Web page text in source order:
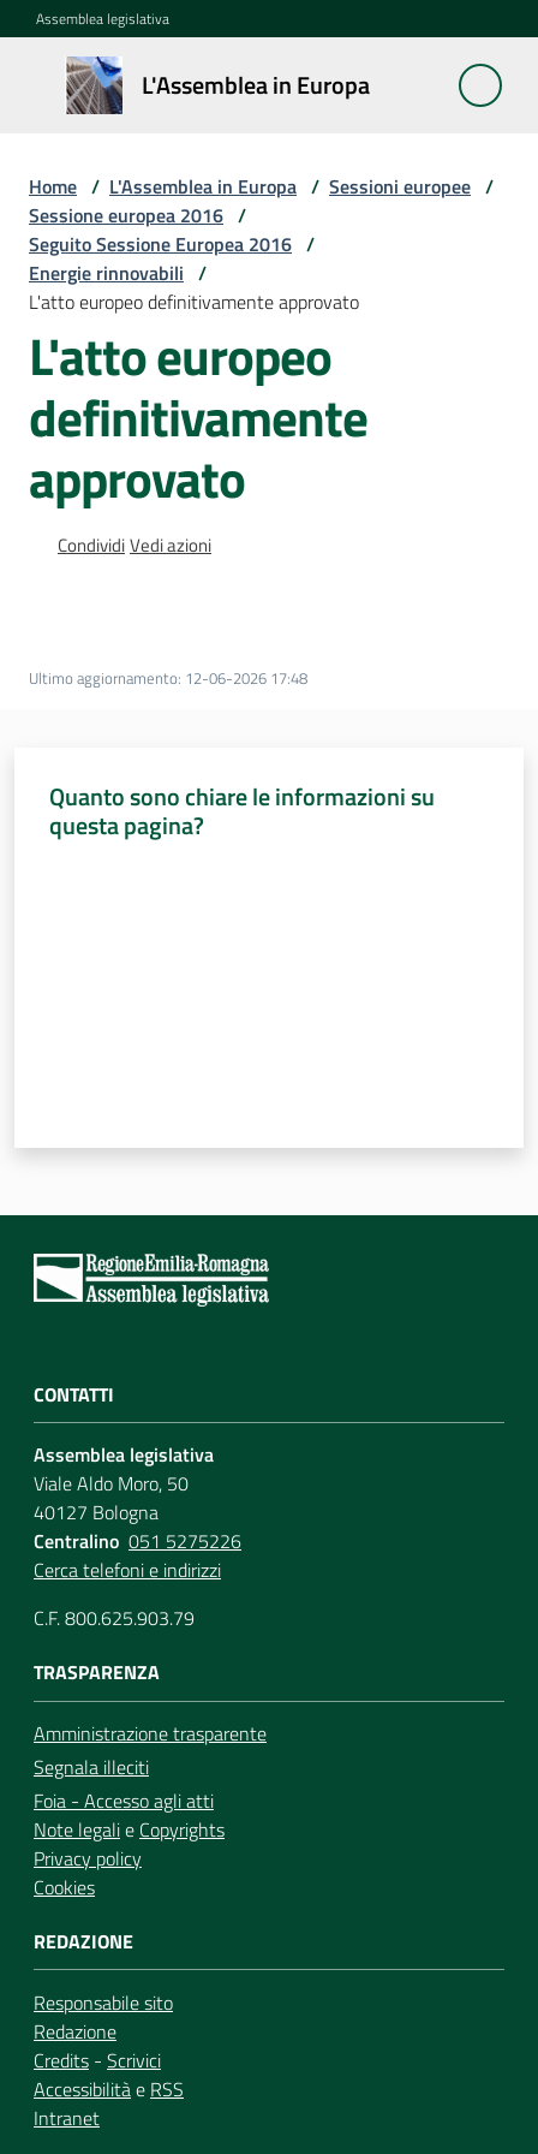
Vai al contenuto
Vai alla navigazione
Vai al footer
Assemblea legislativa
L'Assemblea in Europa
L'Assemblea
in Europa
Cos'è
la
Sessione
europea
La
Rete
europea
Sessioni
Assemblea
legislativa
Home / L'Assemblea in Europa / Sessioni europee /
Sessione europea 2016 /
Seguito Sessione Europea 2016 /
Energie rinnovabili /
L'atto europeo definitivamente approvato
L'atto europeo
definitivamente
approvato
CondividiVedi azioni
Ultimo aggiornamento: 12-06-2026 17:48
Quanto sono chiare le informazioni su
questa pagina?
CONTATTI
Assemblea legislativa
Viale Aldo Moro, 50
40127 Bologna
Centralino 051 5275226
Cerca telefoni e indirizzi
C.F. 800.625.903.79
TRASPARENZA
Amministrazione trasparente
Segnala illeciti
Foia - Accesso agli atti
Note legalie Copyrights
Privacy policy
Cookies
REDAZIONE
Responsabile sito
Redazione
Credits - Scrivici
Accessibilitàe RSS
Intranet